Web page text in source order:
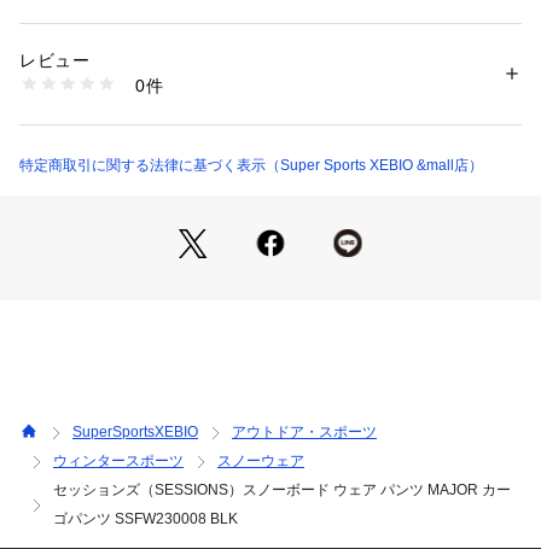
37cm 【股下】81cm 【すそ幅】28cm 【わたり幅】36cm
●Lサイズ詳細:【ウエスト】100cm 【ヒップ】126cm 【股
●LLサイズ詳細:【ウエスト】106cm 【ヒップ】134cm 【股
●メーカーカラー表記:BLACK
なる場合があります。
※ブラウザやお使いのモニター環境により、掲載画像と実際の
商品の色味が若干異なる場合があります。
※掲載の価格・製品のパッケージ・デザイン・仕様について、
ア
1540000384126
レビュー
0件
特定商取引に関する法律に基づく表示（Super Sports XEBIO &mall店）
SuperSportsXEBIO
アウトドア・スポーツ
ウィンタースポーツ
スノーウェア
セッションズ（SESSIONS）スノーボード ウェア パンツ MAJOR カー
ゴパンツ SSFW230008 BLK